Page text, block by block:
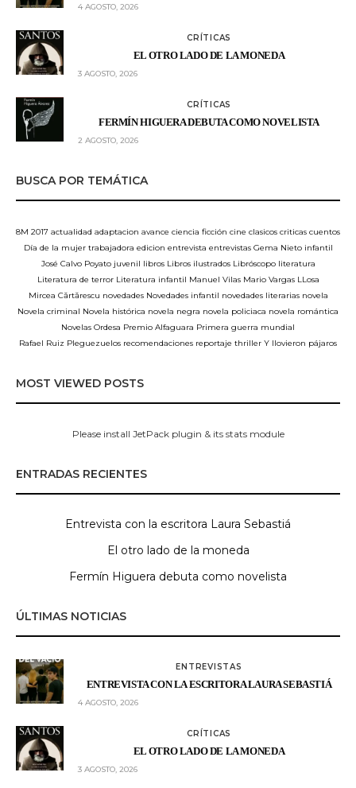
4 AGOSTO, 2026
CRÍTICAS
EL OTRO LADO DE LA MONEDA
3 AGOSTO, 2026
CRÍTICAS
FERMÍN HIGUERA DEBUTA COMO NOVELISTA
2 AGOSTO, 2026
BUSCA POR TEMÁTICA
8M 2017 actualidad adaptacion avance ciencia ficción cine clasicos criticas cuentos
Día de la mujer trabajadora edicion entrevista entrevistas Gema Nieto infantil
José Calvo Poyato juvenil libros Libros ilustrados Libróscopo literatura
Literatura de terror Literatura infantil Manuel Vilas Mario Vargas LLosa
Mircea Cărtărescu novedades Novedades infantil novedades literarias novela
Novela criminal Novela histórica novela negra novela policiaca novela romántica
Novelas Ordesa Premio Alfaguara Primera guerra mundial
Rafael Ruiz Pleguezuelos recomendaciones reportaje thriller Y llovieron pájaros
MOST VIEWED POSTS
Please install JetPack plugin & its stats module
ENTRADAS RECIENTES
Entrevista con la escritora Laura Sebastiá
El otro lado de la moneda
Fermín Higuera debuta como novelista
ÚLTIMAS NOTICIAS
ENTREVISTAS
ENTREVISTA CON LA ESCRITORA LAURA SEBASTIÁ
4 AGOSTO, 2026
CRÍTICAS
EL OTRO LADO DE LA MONEDA
3 AGOSTO, 2026